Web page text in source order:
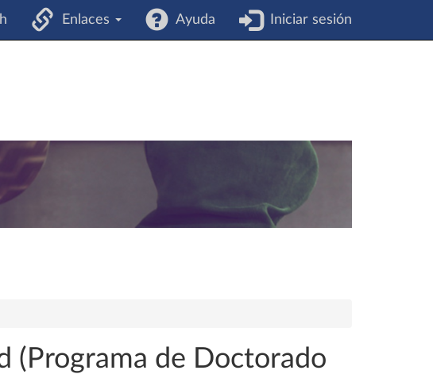
Enlaces Ayuda Iniciar sesión
(Programa de Doctorado